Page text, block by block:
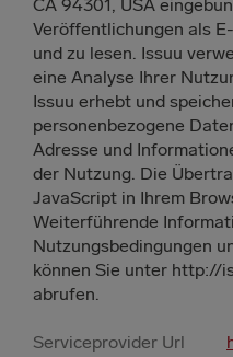
Veröffentlichungen als
und zu lesen. Issuu
eine Analyse Ihrer
Issuu erhebt und
personenbezogene
Adresse und
der Nutzung. Die
JavaScript in Ihrem
Weiterführende
Nutzungsbedingungen
können Sie unter http://
abrufen.
Serviceprovider Url